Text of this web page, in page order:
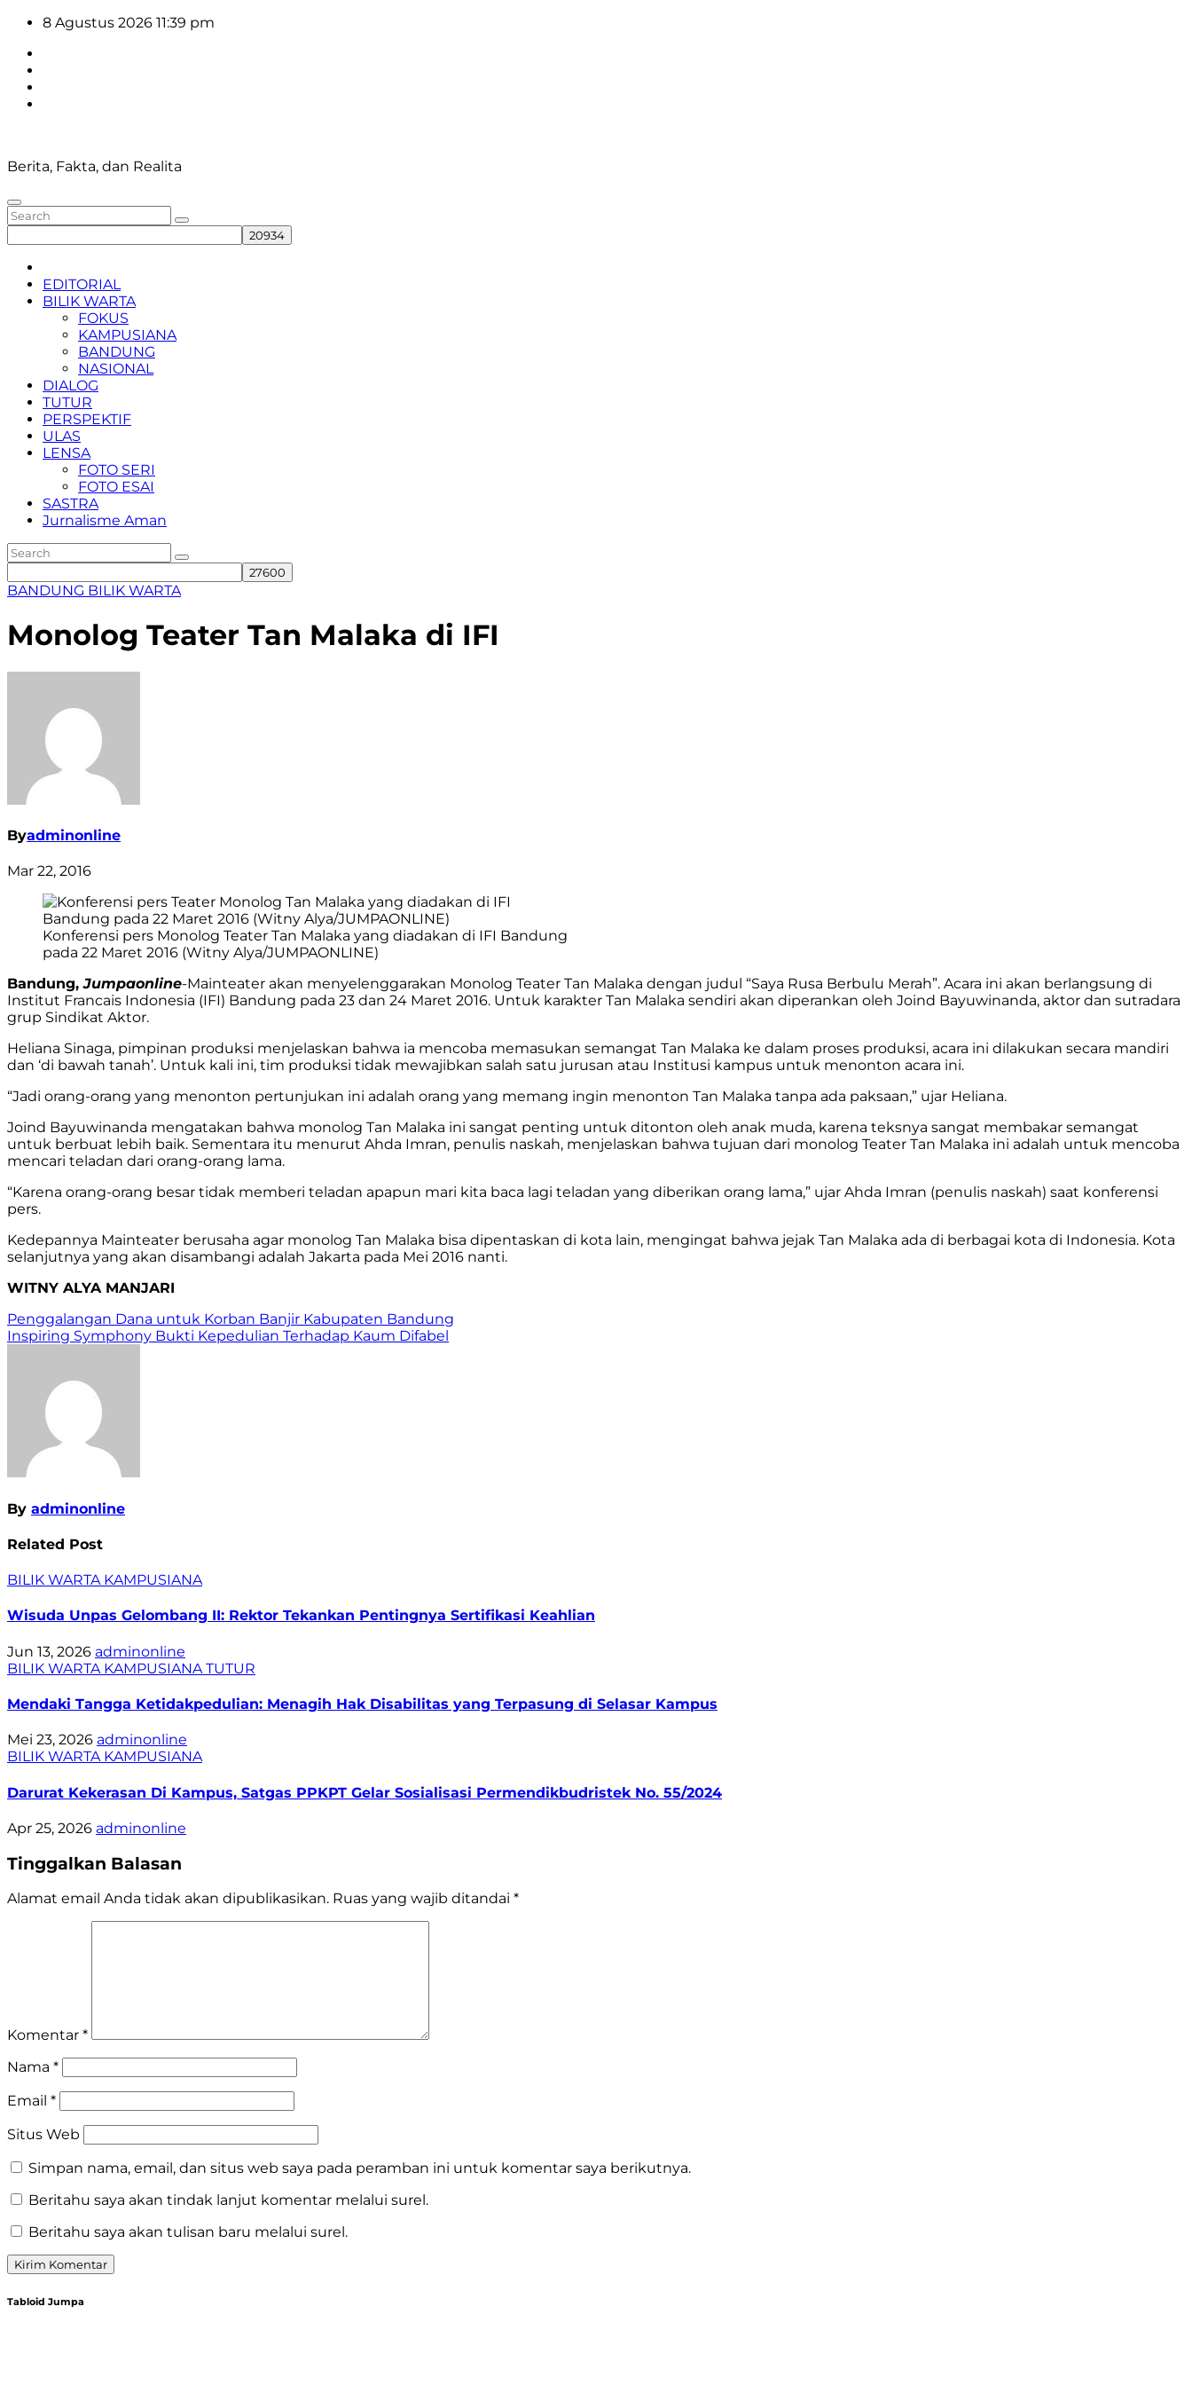
Skip
content
8 Agustus 2026 11:39 pm
Berita, Fakta, dan Realita
EDITORIAL
BILIK WARTA
FOKUS
KAMPUSIANA
BANDUNG
NASIONAL
DIALOG
TUTUR
PERSPEKTIF
ULAS
LENSA
FOTO SERI
FOTO ESAI
SASTRA
Jurnalisme Aman
BANDUNG BILIK WARTA
Monolog Teater Tan Malaka di IFI
Byadminonline
Mar 22, 2016
Konferensi pers Monolog Teater Tan Malaka yang diadakan di IFI Bandung
pada 22 Maret 2016 (Witny Alya/JUMPAONLINE)
Bandung,Jumpaonline-Mainteater akan menyelenggarakan Monolog Teater Tan Malaka dengan judul “Saya Rusa Berbulu Merah”. Acara ini akan berlangsung di
Institut Francais Indonesia (IFI) Bandung pada 23 dan 24 Maret 2016. Untuk karakter Tan Malaka sendiri akan diperankan oleh Joind Bayuwinanda, aktor dan sutradara
grup Sindikat Aktor.
Heliana Sinaga, pimpinan produksi menjelaskan bahwa ia mencoba memasukan semangat Tan Malaka ke dalam proses produksi, acara ini dilakukan secara mandiri
dan ‘di bawah tanah’. Untuk kali ini, tim produksi tidak mewajibkan salah satu jurusan atau Institusi kampus untuk menonton acara ini.
“Jadi orang-orang yang menonton pertunjukan ini adalah orang yang memang ingin menonton Tan Malaka tanpa ada paksaan,” ujar Heliana.
Joind Bayuwinanda mengatakan bahwa monolog Tan Malaka ini sangat penting untuk ditonton oleh anak muda, karena teksnya sangat membakar semangat
untuk berbuat lebih baik. Sementara itu menurut Ahda Imran, penulis naskah, menjelaskan bahwa tujuan dari monolog Teater Tan Malaka ini adalah untuk mencoba
mencari teladan dari orang-orang lama.
“Karena orang-orang besar tidak memberi teladan apapun mari kita baca lagi teladan yang diberikan orang lama,” ujar Ahda Imran (penulis naskah) saat konferensi
pers.
Kedepannya Mainteater berusaha agar monolog Tan Malaka bisa dipentaskan di kota lain, mengingat bahwa jejak Tan Malaka ada di berbagai kota di Indonesia. Kota
selanjutnya yang akan disambangi adalah Jakarta pada Mei 2016 nanti.
WITNY ALYA MANJARI
Navigasi
pos
Penggalangan Dana untuk Korban Banjir Kabupaten Bandung
Inspiring Symphony Bukti Kepedulian Terhadap Kaum Difabel
By adminonline
Related Post
BILIK WARTA KAMPUSIANA
Wisuda Unpas Gelombang II: Rektor Tekankan Pentingnya Sertifikasi Keahlian
Jun 13, 2026 adminonline
BILIK WARTA KAMPUSIANA TUTUR
Mendaki Tangga Ketidakpedulian: Menagih Hak Disabilitas yang Terpasung di Selasar Kampus
Mei 23, 2026 adminonline
BILIK WARTA KAMPUSIANA
Darurat Kekerasan Di Kampus, Satgas PPKPT Gelar Sosialisasi Permendikbudristek No. 55/2024
Apr 25, 2026 adminonline
Tinggalkan Balasan
Alamat email Anda tidak akan dipublikasikan. Ruas yang wajib ditandai *
Komentar *
Nama *
Email *
Situs Web
Simpan nama, email, dan situs web saya pada peramban ini untuk komentar saya berikutnya.
Beritahu saya akan tindak lanjut komentar melalui surel.
Beritahu saya akan tulisan baru melalui surel.
Tabloid Jumpa